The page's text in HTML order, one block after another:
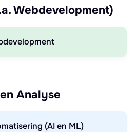
Webdevelopment)
Analyse
(AI en ML)